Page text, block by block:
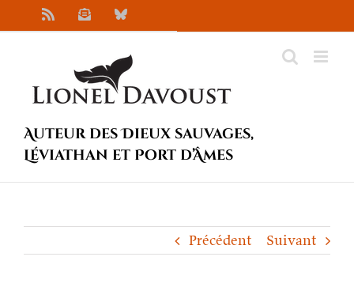
au
NewsletterBluesky
Auteur des Dieux sauvages,
Léviathan et Port d’Âmes
Précédent Suivant